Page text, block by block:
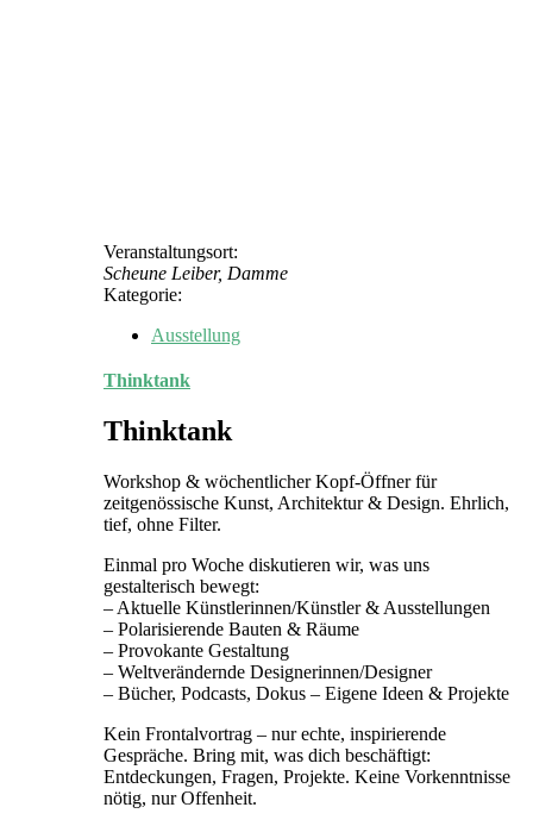
Veranstaltungsort:
Scheune Leiber, Damme
Kategorie:
Ausstellung
Thinktank
Thinktank
Workshop & wöchentlicher Kopf-Öffner für
zeitgenössische Kunst, Architektur & Design. Ehrlich,
tief, ohne Filter.
Einmal pro Woche diskutieren wir, was uns
gestalterisch bewegt:
– Aktuelle Künstlerinnen/Künstler & Ausstellungen
– Polarisierende Bauten & Räume
– Provokante Gestaltung
– Weltverändernde Designerinnen/Designer
– Bücher, Podcasts, Dokus – Eigene Ideen & Projekte
Kein Frontalvortrag – nur echte, inspirierende
Gespräche. Bring mit, was dich beschäftigt:
Entdeckungen, Fragen, Projekte. Keine Vorkenntnisse
nötig, nur Offenheit.